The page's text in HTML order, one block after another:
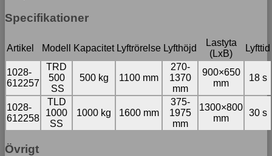
Specifikationer
Artikel Modell Kapacitet Lyftrörelse Lyfthöjd
Lastyta
(LxB)
Lyfttid
1028-
612257
TRD
500
SS
500 kg 1100 mm
270-
1370
mm
900×650
mm
18 s
1028-
612258
TLD
1000
SS
1000 kg 1600 mm
375-
1975
mm
1300×800
mm
30 s
Övrigt